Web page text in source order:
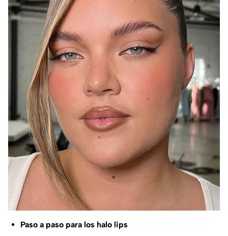
Paso a paso para los halo lips